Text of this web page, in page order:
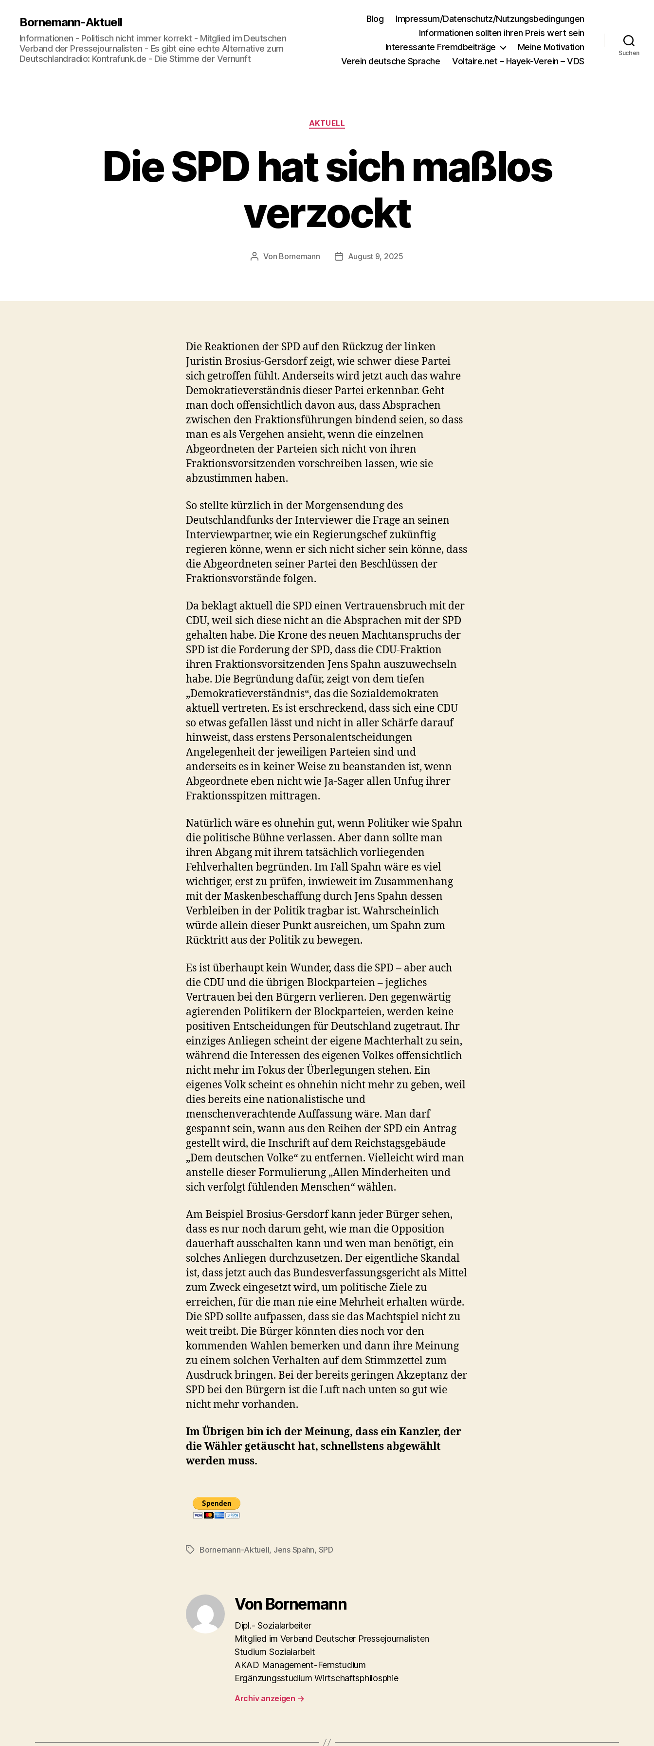
Bornemann-Aktuell
Informationen - Politisch nicht immer korrekt - Mitglied im Deutschen
Verband der Pressejournalisten - Es gibt eine echte Alternative zum
Deutschlandradio: Kontrafunk.de - Die Stimme der Vernunft
Blog
Impressum/Datenschutz/Nutzungsbedingungen
Informationen sollten ihren Preis wert sein
Interessante Fremdbeiträge
Meine Motivation
Verein deutsche Sprache
Voltaire.net – Hayek-Verein – VDS
Suchen
Kategorien
AKTUELL
Die SPD hat sich maßlos
verzockt
Beitragsautor
Von Bornemann Veröffentlichungsdatum
August 9, 2025
Die Reaktionen der SPD auf den Rückzug der linken
Juristin Brosius-Gersdorf zeigt, wie schwer diese Partei
sich getroffen fühlt. Anderseits wird jetzt auch das wahre
Demokratieverständnis dieser Partei erkennbar. Geht
man doch offensichtlich davon aus, dass Absprachen
zwischen den Fraktionsführungen bindend seien, so dass
man es als Vergehen ansieht, wenn die einzelnen
Abgeordneten der Parteien sich nicht von ihren
Fraktionsvorsitzenden vorschreiben lassen, wie sie
abzustimmen haben.
So stellte kürzlich in der Morgensendung des
Deutschlandfunks der Interviewer die Frage an seinen
Interviewpartner, wie ein Regierungschef zukünftig
regieren könne, wenn er sich nicht sicher sein könne, dass
die Abgeordneten seiner Partei den Beschlüssen der
Fraktionsvorstände folgen.
Da beklagt aktuell die SPD einen Vertrauensbruch mit der
CDU, weil sich diese nicht an die Absprachen mit der SPD
gehalten habe. Die Krone des neuen Machtanspruchs der
SPD ist die Forderung der SPD, dass die CDU-Fraktion
ihren Fraktionsvorsitzenden Jens Spahn auszuwechseln
habe. Die Begründung dafür, zeigt von dem tiefen
„Demokratieverständnis“, das die Sozialdemokraten
aktuell vertreten. Es ist erschreckend, dass sich eine CDU
so etwas gefallen lässt und nicht in aller Schärfe darauf
hinweist, dass erstens Personalentscheidungen
Angelegenheit der jeweiligen Parteien sind und
anderseits es in keiner Weise zu beanstanden ist, wenn
Abgeordnete eben nicht wie Ja-Sager allen Unfug ihrer
Fraktionsspitzen mittragen.
Natürlich wäre es ohnehin gut, wenn Politiker wie Spahn
die politische Bühne verlassen. Aber dann sollte man
ihren Abgang mit ihrem tatsächlich vorliegenden
Fehlverhalten begründen. Im Fall Spahn wäre es viel
wichtiger, erst zu prüfen, inwieweit im Zusammenhang
mit der Maskenbeschaffung durch Jens Spahn dessen
Verbleiben in der Politik tragbar ist. Wahrscheinlich
würde allein dieser Punkt ausreichen, um Spahn zum
Rücktritt aus der Politik zu bewegen.
Es ist überhaupt kein Wunder, dass die SPD – aber auch
die CDU und die übrigen Blockparteien – jegliches
Vertrauen bei den Bürgern verlieren. Den gegenwärtig
agierenden Politikern der Blockparteien, werden keine
positiven Entscheidungen für Deutschland zugetraut. Ihr
einziges Anliegen scheint der eigene Machterhalt zu sein,
während die Interessen des eigenen Volkes offensichtlich
nicht mehr im Fokus der Überlegungen stehen. Ein
eigenes Volk scheint es ohnehin nicht mehr zu geben, weil
dies bereits eine nationalistische und
menschenverachtende Auffassung wäre. Man darf
gespannt sein, wann aus den Reihen der SPD ein Antrag
gestellt wird, die Inschrift auf dem Reichstagsgebäude
„Dem deutschen Volke“ zu entfernen. Vielleicht wird man
anstelle dieser Formulierung „Allen Minderheiten und
sich verfolgt fühlenden Menschen“ wählen.
Am Beispiel Brosius-Gersdorf kann jeder Bürger sehen,
dass es nur noch darum geht, wie man die Opposition
dauerhaft ausschalten kann und wen man benötigt, ein
solches Anliegen durchzusetzen. Der eigentliche Skandal
ist, dass jetzt auch das Bundesverfassungsgericht als Mittel
zum Zweck eingesetzt wird, um politische Ziele zu
erreichen, für die man nie eine Mehrheit erhalten würde.
Die SPD sollte aufpassen, dass sie das Machtspiel nicht zu
weit treibt. Die Bürger könnten dies noch vor den
kommenden Wahlen bemerken und dann ihre Meinung
zu einem solchen Verhalten auf dem Stimmzettel zum
Ausdruck bringen. Bei der bereits geringen Akzeptanz der
SPD bei den Bürgern ist die Luft nach unten so gut wie
nicht mehr vorhanden.
Im Übrigen bin ich der Meinung, dass ein Kanzler, der
die Wähler getäuscht hat, schnellstens abgewählt
werden muss.
Schlagwörter
Bornemann-Aktuell, Jens Spahn, SPD
Von Bornemann
Dipl.- Sozialarbeiter
Mitglied im Verband Deutscher Pressejournalisten
Studium Sozialarbeit
AKAD Management-Fernstudium
Ergänzungsstudium Wirtschaftsphilosphie
Archiv anzeigen →